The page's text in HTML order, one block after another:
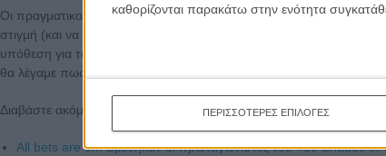
καθορίζονται παρακάτω στην ενότητα
ΠΕΡΙΣΣΟΤΕΡΕΣ ΕΠΙΛΟΓΕΣ
Οι πραγματικοί λόγοι που τον έκαναν να πει όχι, θα έχουν
στιγμή (και να είστε σίγουροι ότι δεν θα αργήσει), αλλά αν
υπόθεση για το τι ήταν αυτό που τον έκανε να πει τελικά όχι, λίγο
θα λέγαμε πως πολύ απλά, διάβασε επιτέλους το σενάριο. Ή ακόμη
Διαβάστε ακόμη:
All bets are off: Βρέθηκαν οι πρωταγωνιστές του «50 Shades of